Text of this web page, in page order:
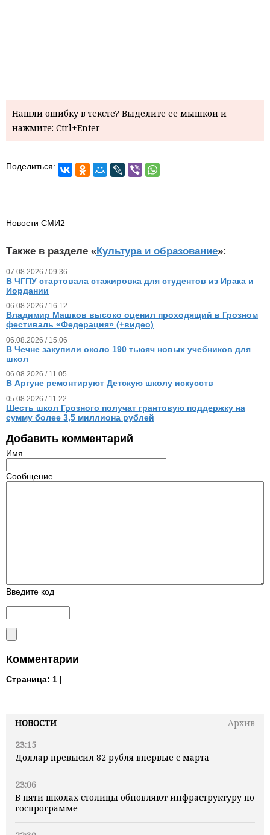
НОВОСТИ
Архив
23:15
Доллар превысил 82 рубля впервые с марта
23:06
В пяти школах столицы обновляют инфраструктуру по
госпрограмме
Нашли ошибку в тексте? Выделите ее мышкой и
нажмите: Ctrl+Enter
Поделиться:
Новости СМИ2
Также в разделе «Культура и образование»:
07.08.2026 / 09.36
В ЧГПУ стартовала стажировка для студентов из Ирака и
Иордании
06.08.2026 / 16.12
Владимир Машков высоко оценил проходящий в Грозном
фестиваль «Федерация» (+видео)
06.08.2026 / 15.06
В Чечне закупили около 190 тысяч новых учебников для
школ
06.08.2026 / 11.05
В Аргуне ремонтируют Детскую школу искусств
05.08.2026 / 11.22
Шесть школ Грозного получат грантовую поддержку на
сумму более 3,5 миллиона рублей
Добавить комментарий
Имя
Сообщение
Введите код
Комментарии
Страница: 1 |